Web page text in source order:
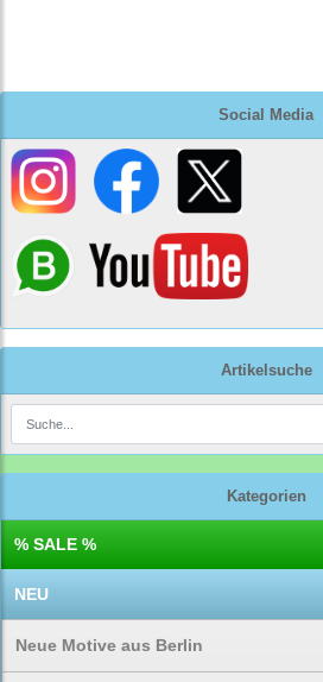
Social Media
Artikelsuche
Kategorien
% SALE %
NEU
Neue Motive aus Berlin